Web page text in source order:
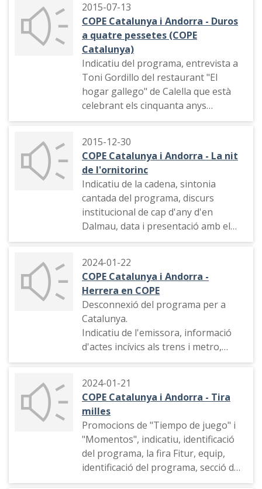
2015-07-13
COPE Catalunya i Andorra - Duros
a quatre pessetes (COPE
Catalunya)
Indicatiu del programa, entrevista a
Toni Gordillo del restaurant "El
hogar gallego" de Calella que està
celebrant els cinquanta anys
d'existència
2015-12-30
COPE Catalunya i Andorra - La nit
de l'ornitorinc
Indicatiu de la cadena, sintonia
cantada del programa, discurs
institucional de cap d'any d'en
Dalmau, data i presentació amb el
diàleg entre els integrants de l'equip,
en l'última edició del programa,
formes de contactar amb el
programa
2024-01-22
COPE Catalunya i Andorra -
Herrera en COPE
Desconnexió del programa per a
Catalunya.
Indicatiu de l'emissora, informació
d'actes incívics als trens i metro,
hora, el temps, el trànsit (RACC),
parlamentari europeu del partit
Ciutadans, telèfons mòbils a les
presons i les estacions d'esquí,
esports, publicitat, indicatiu,
publicitat
2024-01-21
COPE Catalunya i Andorra - Tira
milles
Promocions de "Tiempo de juego" i
"Momentos", indicatiu, identificació
del programa, la fira Fitur, equip,
identificació del programa, secció de
Sergio Parra amb un diàleg sobre el